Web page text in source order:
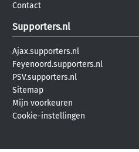
Contact
Supporters.nl
Ajax.supporters.nl
Feyenoord.supporters.nl
PSV.supporters.nl
Sitemap
Mijn voorkeuren
Cookie-instellingen